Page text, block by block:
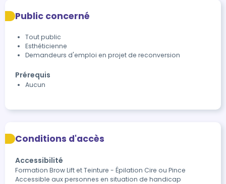
Public concerné
Tout public
Esthéticienne
Demandeurs d'emploi en projet de reconversion
Prérequis
Aucun
Conditions d'accès
Accessibilité
Formation Brow Lift et Teinture - Épilation Cire ou Pince
Accessible aux personnes en situation de handicap